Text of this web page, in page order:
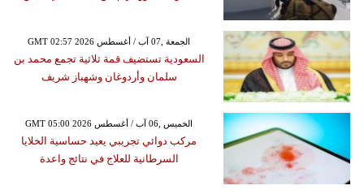
GMT 02:57 2026 الجمعة ,07 آب / أغسطس
السعودية تستضيف قمة ثلاثية تجمع محمد بن
سلمان وأردوغان وشهباز شريف
GMT 05:00 2026 الخميس ,06 آب / أغسطس
مركب دوائي تجريبي يعيد حساسية الخلايا
السرطانية للعلاج في نتائج واعدة